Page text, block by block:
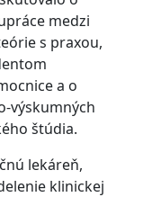
medzi
s praxou,
a o
výskumných
štúdia.
lekáreň,
klinickej